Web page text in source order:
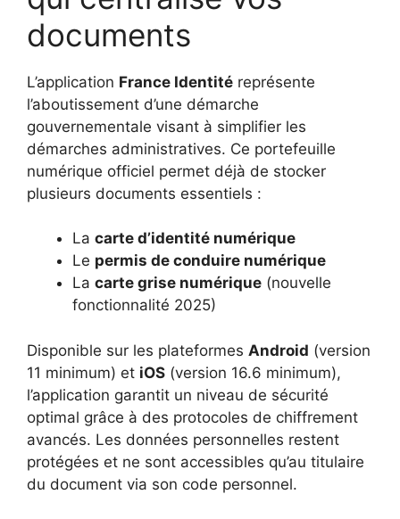
documents
L’application France Identité représente
l’aboutissement d’une démarche
gouvernementale visant à simplifier les
démarches administratives. Ce portefeuille
numérique officiel permet déjà de stocker
plusieurs documents essentiels :
La carte d’identité numérique
Le permis de conduire numérique
La carte grise numérique (nouvelle
fonctionnalité 2025)
Disponible sur les plateformes Android (version
11 minimum) et iOS (version 16.6 minimum),
l’application garantit un niveau de sécurité
optimal grâce à des protocoles de chiffrement
avancés. Les données personnelles restent
protégées et ne sont accessibles qu’au titulaire
du document via son code personnel.